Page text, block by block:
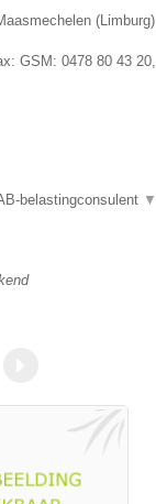
( Limburg)
GSM: 0478 80 43 20
belastingconsulent ▼